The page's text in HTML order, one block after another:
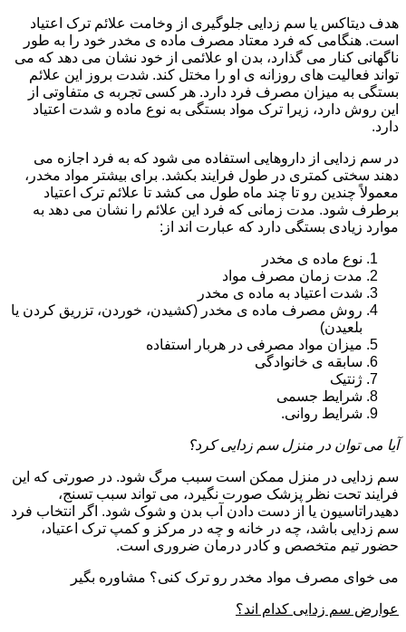
هدف دیتاکس یا سم زدایی جلوگیری از وخامت علائم ترک اعتیاد
است. هنگامی که فرد معتاد مصرف ماده ی مخدر خود را به طور
ناگهانی کنار می گذارد، بدن او علائمی از خود نشان می دهد که می
تواند فعالیت های روزانه ی او را مختل کند. شدت بروز این علائم
بستگی به میزان مصرف فرد دارد. هر کسی تجربه ی متفاوتی از
این روش دارد، زیرا ترک مواد بستگی به نوع ماده و شدت اعتیاد
دارد.
در سم زدایی از داروهایی استفاده می شود که به فرد اجازه می
دهند سختی کمتری در طول فرایند بکشد. برای بیشتر مواد مخدر،
معمولاً چندین رو تا چند ماه طول می کشد تا علائم ترک اعتیاد
برطرف شود. مدت زمانی که فرد این علائم را نشان می دهد به
موارد زیادی بستگی دارد که عبارت اند از:
نوع ماده ی مخدر
مدت زمان مصرف مواد
شدت اعتیاد به ماده ی مخدر
روش مصرف ماده ی مخدر (کشیدن، خوردن، تزریق کردن یا
بلعیدن)
میزان مواد مصرفی در هربار استفاده
سابقه ی خانوادگی
ژنتیک
شرایط جسمی
شرایط روانی.
آیا می توان در منزل سم زدایی کرد؟
سم زدایی در منزل ممکن است سبب مرگ شود. در صورتی که این
فرایند تحت نظر پزشک صورت نگیرد، می تواند سبب تسنج،
دهیدراتاسیون یا از دست دادن آب بدن و شوک شود. اگر انتخاب فرد
سم زدایی باشد، چه در خانه و چه در مرکز و کمپ ترک اعتیاد،
حضور تیم متخصص و کادر درمان ضروری است.
می خوای مصرف مواد مخدر رو ترک کنی؟ مشاوره بگیر
عوارض سم زدایی کدام اند؟